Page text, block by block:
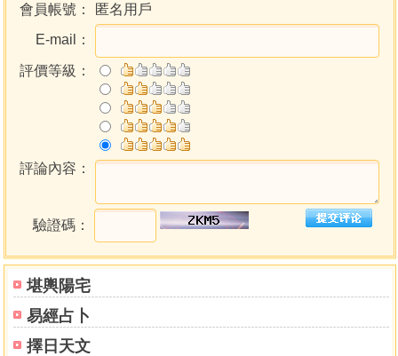
堪輿陽宅
易經占卜
擇日天文
會員帳號：
匿名用戶
E-mail：
評價等級：
評論內容：
驗證碼：